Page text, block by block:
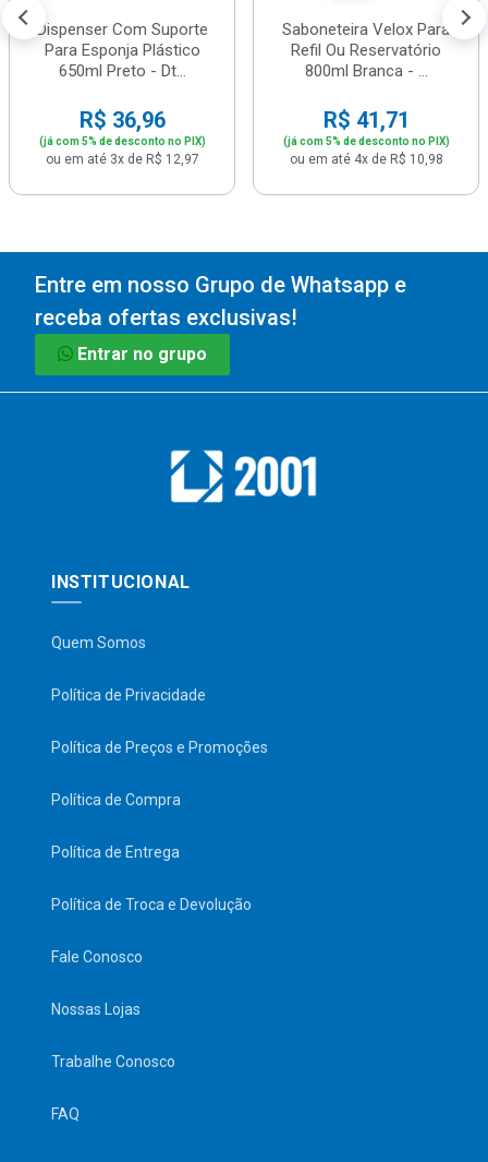
Dispenser Com Suporte
Para Esponja Plástico
650ml Preto - Dt...
R$ 36,96
(já com 5% de desconto no PIX)
ou em até 3x de R$ 12,97
Saboneteira Velox Para
Refil Ou Reservatório
800ml Branca - ...
R$ 41,71
(já com 5% de desconto no PIX)
ou em até 4x de R$ 10,98
Entre em nosso Grupo de Whatsapp e
receba ofertas exclusivas!
Entrar no grupo
INSTITUCIONAL
Quem Somos
Política de Privacidade
Política de Preços e Promoções
Política de Compra
Política de Entrega
Política de Troca e Devolução
Fale Conosco
Nossas Lojas
Trabalhe Conosco
FAQ